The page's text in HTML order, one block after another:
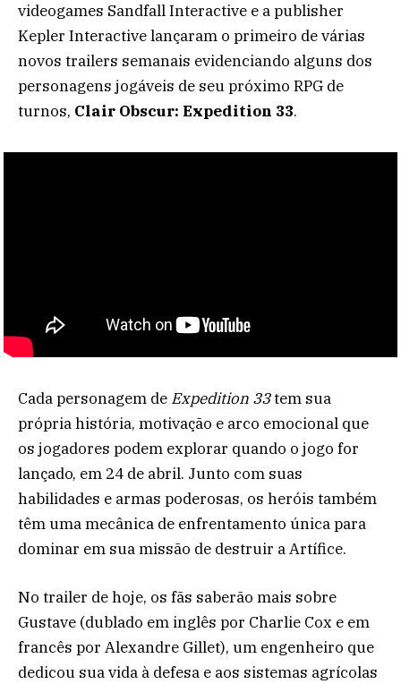
videogames Sandfall Interactive e a publisher
Kepler Interactive lançaram o primeiro de várias
novos trailers semanais evidenciando alguns dos
personagens jogáveis ​​de seu próximo RPG de
turnos, Clair Obscur: Expedition 33.
Cada personagem de Expedition 33tem sua
própria história, motivação e arco emocional que
os jogadores podem explorar quando o jogo for
lançado, em 24 de abril. Junto com suas
habilidades e armas poderosas, os heróis também
têm uma mecânica de enfrentamento única para
dominar em sua missão de destruir a Artífice.
No trailer de hoje, os fãs saberão mais sobre
Gustave (dublado em inglês por Charlie Cox e em
francês por Alexandre Gillet), um engenheiro que
dedicou sua vida à defesa e aos sistemas agrícolas